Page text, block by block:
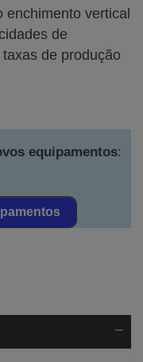
enchimento vertical
de
de produção
equipamentos: